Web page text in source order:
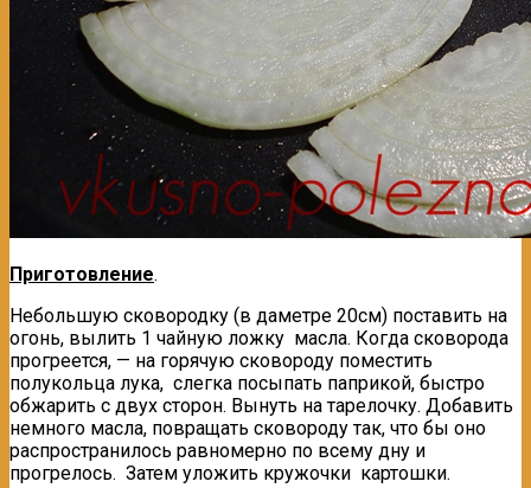
Приготовление.
Небольшую сковородку (в даметре 20см) поставить на
огонь, вылить 1 чайную ложку масла. Когда сковорода
прогреется, — на горячую сковороду поместить
полукольца лука, слегка посыпать паприкой, быстро
обжарить с двух сторон. Вынуть на тарелочку. Добавить
немного масла, повращать сковороду так, что бы оно
распространилось равномерно по всему дну и
прогрелось. Затем уложить кружочки картошки.